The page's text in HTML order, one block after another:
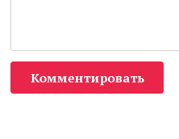
Комментировать